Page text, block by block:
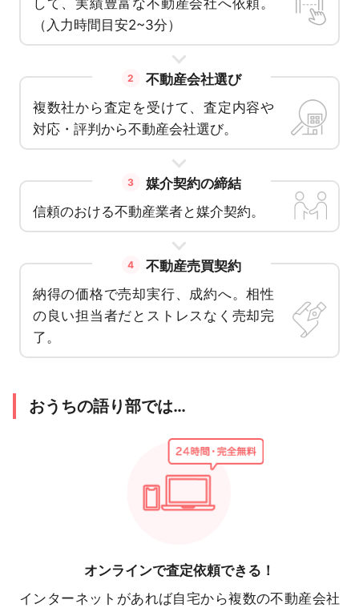
して、実績豊富な不動産会社へ依頼。
（入力時間目安2~3分）
2
不動産会社選び
複数社から査定を受けて、査定内容や
対応・評判から不動産会社選び。
3
媒介契約の締結
信頼のおける不動産業者と媒介契約。
4
不動産売買契約
納得の価格で売却実行、成約へ。相性
の良い担当者だとストレスなく売却完
了。
おうちの語り部では…
オンラインで査定依頼できる！
インターネットがあれば自宅から複数の不動産会社